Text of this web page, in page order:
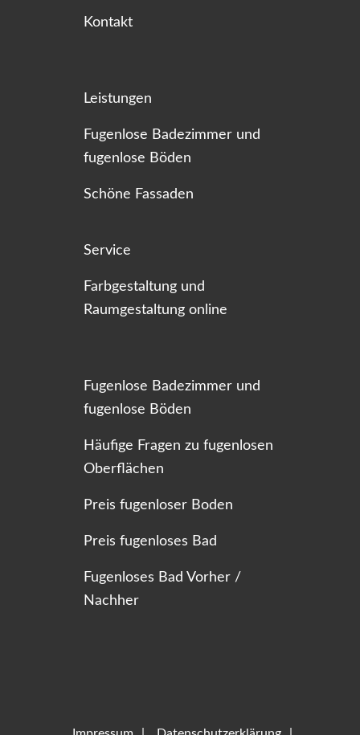
Kontakt
Leistungen
Fugenlose Badezimmer und
fugenlose Böden
Schöne Fassaden
Service
Farbgestaltung und
Raumgestaltung online
Fugenlose Badezimmer und
fugenlose Böden
Häufige Fragen zu fugenlosen
Oberflächen
Preis fugenloser Boden
Preis fugenloses Bad
Fugenloses Bad Vorher /
Nachher